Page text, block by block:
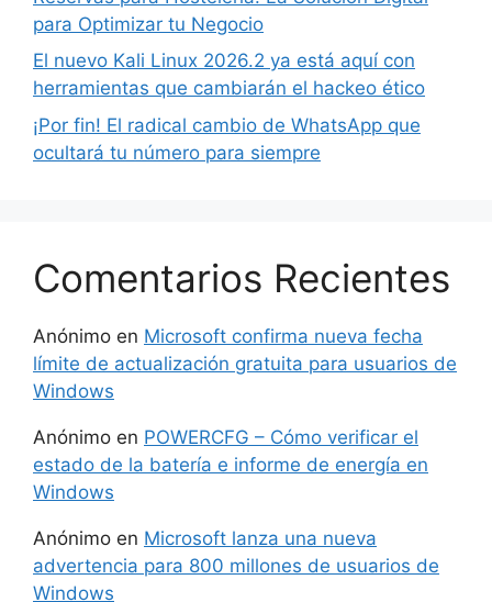
para Optimizar tu Negocio
El nuevo Kali Linux 2026.2 ya está aquí con
herramientas que cambiarán el hackeo ético
¡Por fin! El radical cambio de WhatsApp que
ocultará tu número para siempre
Comentarios Recientes
Anónimo en Microsoft confirma nueva fecha
límite de actualización gratuita para usuarios de
Windows
Anónimo en POWERCFG – Cómo verificar el
estado de la batería e informe de energía en
Windows
Anónimo en Microsoft lanza una nueva
advertencia para 800 millones de usuarios de
Windows